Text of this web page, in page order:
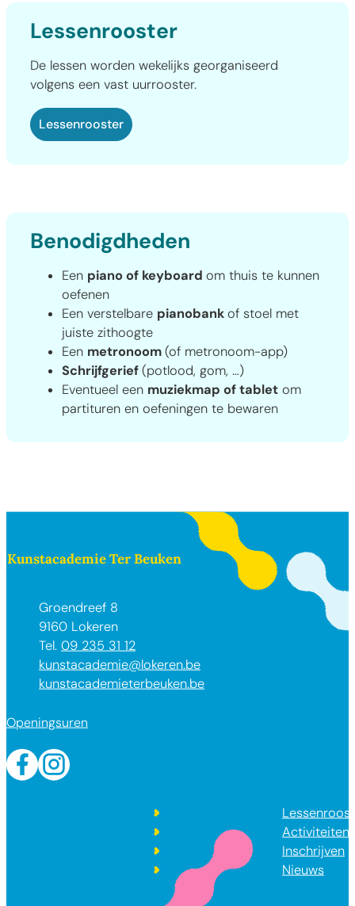
Lessenrooster
De lessen worden wekelijks georganiseerd
volgens een vast uurrooster.
Lessenrooster
Benodigdheden
Een piano of keyboard om thuis te kunnen
oefenen
Een verstelbare pianobankof stoel met
juiste zithoogte
Een metronoom(of metronoom-app)
Schrijfgerief(potlood, gom, …)
Eventueel een muziekmap of tablet om
partituren en oefeningen te bewaren
Contact & openingsuren
Kunstacademie Ter Beuken
AdresGroendreef 8
,9160 Lokeren
09 235 31 12
E-mailkunstacademie@lokeren.be
Websitekunstacademieterbeuken.be
Openingsuren
Activiteiten
Inschrijven
Nieuws
FacebookInstagram